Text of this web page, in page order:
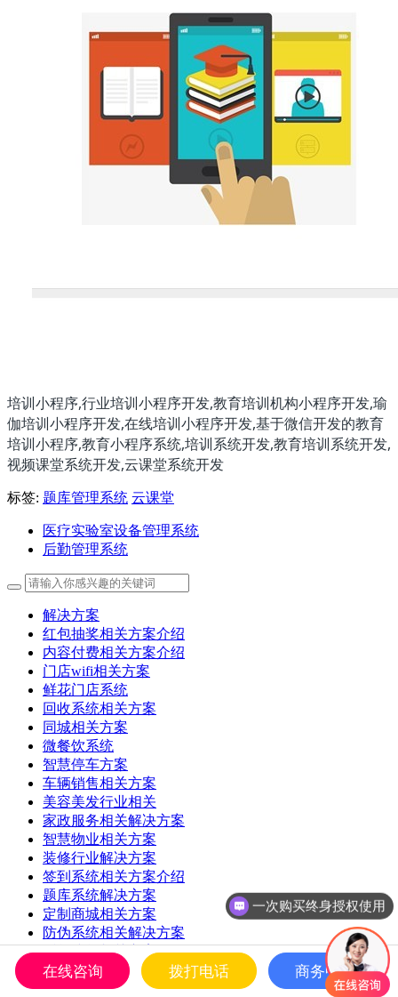
培训小程序,行业培训小程序开发,教育培训机构小程序开发,瑜
伽培训小程序开发,在线培训小程序开发,基于微信开发的教育
培训小程序,教育小程序系统,培训系统开发,教育培训系统开发,
视频课堂系统开发,云课堂系统开发
标签: 题库管理系统 云课堂
医疗实验室设备管理系统
后勤管理系统
解决方案
红包抽奖相关方案介绍
内容付费相关方案介绍
门店wifi相关方案
鲜花门店系统
回收系统相关方案
同城相关方案
微餐饮系统
智慧停车方案
车辆销售相关方案
美容美发行业相关
家政服务相关解决方案
智慧物业相关方案
装修行业解决方案
签到系统相关方案介绍
题库系统解决方案
定制商城相关方案
防伪系统相关解决方案
派单接单相关方案
自助接单相关方案
EPR系统开发方案
一次购买终身授权使用
在线咨询 拨打电话 商务中心